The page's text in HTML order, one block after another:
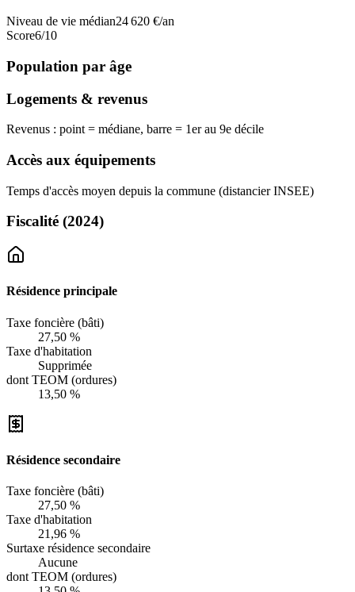
Niveau de vie médian24 620 €/an
Score6/10
Population par âge
Logements & revenus
Revenus : point = médiane, barre = 1er au 9e décile
Accès aux équipements
Temps d'accès moyen depuis la commune (distancier INSEE)
Fiscalité (2024)
Résidence principale
Taxe foncière (bâti)
27,50 %
Taxe d'habitation
Supprimée
dont TEOM (ordures)
13,50 %
Résidence secondaire
Taxe foncière (bâti)
27,50 %
Taxe d'habitation
21,96 %
Surtaxe résidence secondaire
Aucune
dont TEOM (ordures)